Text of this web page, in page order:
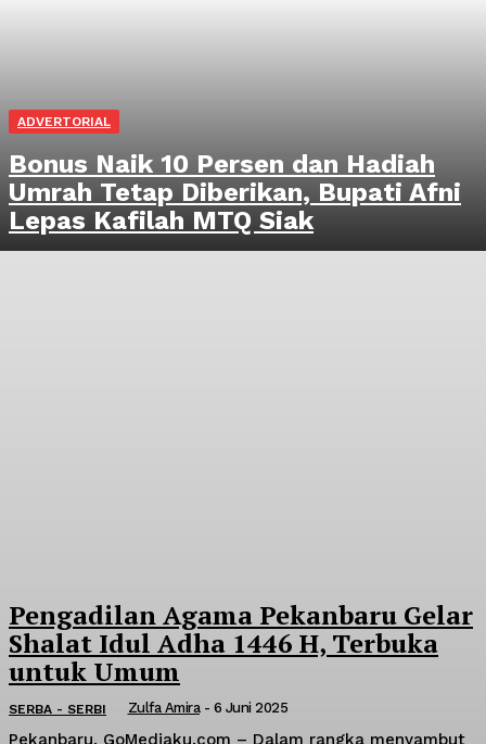
ADVERTORIAL
Bonus Naik 10 Persen dan Hadiah
Umrah Tetap Diberikan, Bupati Afni
Lepas Kafilah MTQ Siak
Pengadilan Agama Pekanbaru Gelar
Shalat Idul Adha 1446 H, Terbuka
untuk Umum
SERBA - SERBI Zulfa Amira - 6 Juni 2025
Pekanbaru, GoMediaku.com – Dalam rangka menyambut